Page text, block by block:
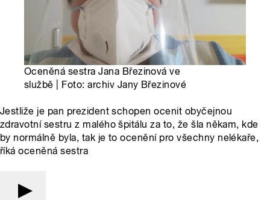
Oceněná sestra Jana Březinová ve
službě | Foto: archiv Jany Březinové
Jestliže je pan prezident schopen ocenit obyčejnou
zdravotní sestru z malého špitálu za to, že šla někam, kde
by normálně byla, tak je to ocenění pro všechny nelékaře,
říká oceněná sestra